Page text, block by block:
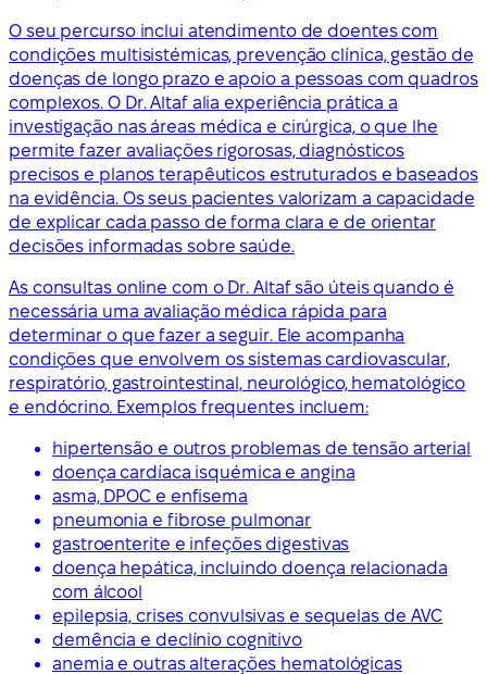
O seu percurso inclui atendimento de doentes com
condições multisistémicas, prevenção clínica, gestão de
doenças de longo prazo e apoio a pessoas com quadros
complexos. O Dr. Altaf alia experiência prática a
investigação nas áreas médica e cirúrgica, o que lhe
permite fazer avaliações rigorosas, diagnósticos
precisos e planos terapêuticos estruturados e baseados
na evidência. Os seus pacientes valorizam a capacidade
de explicar cada passo de forma clara e de orientar
decisões informadas sobre saúde.
As consultas online com o Dr. Altaf são úteis quando é
necessária uma avaliação médica rápida para
determinar o que fazer a seguir. Ele acompanha
condições que envolvem os sistemas cardiovascular,
respiratório, gastrointestinal, neurológico, hematológico
e endócrino. Exemplos frequentes incluem:
hipertensão e outros problemas de tensão arterial
doença cardíaca isquémica e angina
asma, DPOC e enfisema
pneumonia e fibrose pulmonar
gastroenterite e infeções digestivas
doença hepática, incluindo doença relacionada
com álcool
epilepsia, crises convulsivas e sequelas de AVC
demência e declínio cognitivo
anemia e outras alterações hematológicas